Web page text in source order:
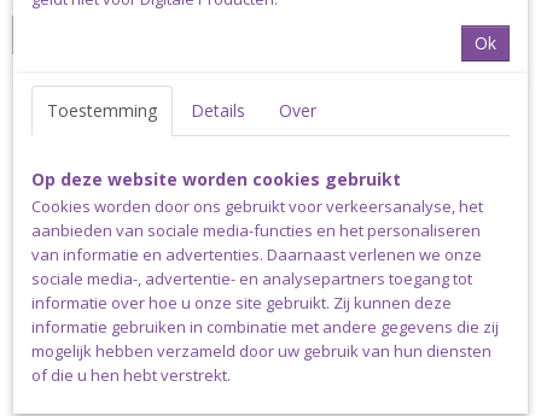
Ok
Toestemming Details Over
Op deze website worden cookies gebruikt
Cookies worden door ons gebruikt voor verkeersanalyse, het
aanbieden van sociale media-functies en het personaliseren
van informatie en advertenties. Daarnaast verlenen we onze
sociale media-, advertentie- en analysepartners toegang tot
informatie over hoe u onze site gebruikt. Zij kunnen deze
informatie gebruiken in combinatie met andere gegevens die zij
mogelijk hebben verzameld door uw gebruik van hun diensten
of die u hen hebt verstrekt.